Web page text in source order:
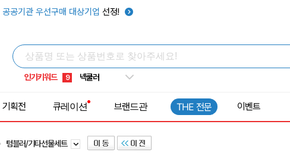
공공기관 우선구매 대상기업 선정!
인기키워드
5 키캡
8 쿨토시
9 넥쿨러
1 선풍기
기획전 큐레이션 브랜드관 THE 전문 이벤트
텀블러/기타선물세트